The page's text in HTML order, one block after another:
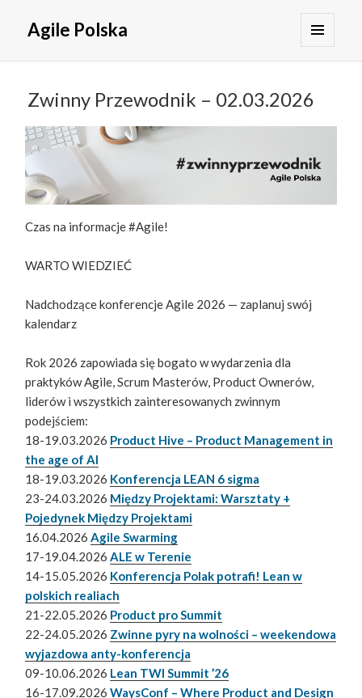
Agile Polska
WIDGETY
Zwinny Przewodnik – 02.03.2026
Czas na informacje #Agile!
WARTO WIEDZIEĆ
Nadchodzące konferencje Agile 2026 — zaplanuj swój
kalendarz
Rok 2026 zapowiada się bogato w wydarzenia dla
praktyków Agile, Scrum Masterów, Product Ownerów,
liderów i wszystkich zainteresowanych zwinnym
podejściem:
18-19.03.2026 Product Hive – Product Management in
the age of AI
18-19.03.2026 Konferencja LEAN 6 sigma
23-24.03.2026 Między Projektami: Warsztaty +
Pojedynek Między Projektami
16.04.2026 Agile Swarming
17-19.04.2026 ALE w Terenie
14-15.05.2026 Konferencja Polak potrafi! Lean w
polskich realiach
21-22.05.2026 Product pro Summit
22-24.05.2026 Zwinne pyry na wolności – weekendowa
wyjazdowa anty-konferencja
09-10.06.2026 Lean TWI Summit ’26
16-17.09.2026WaysConf – Where Product and Design